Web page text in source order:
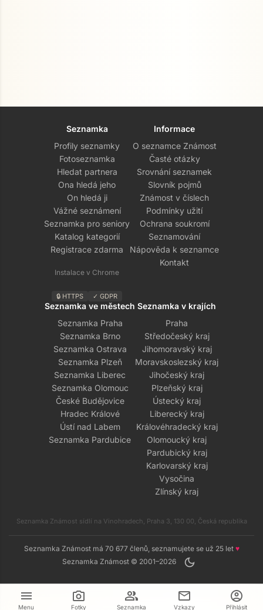
menu
Menu
camera_alt
Fotky
group
Seznamka
mail
Vzkazy
account_circle
Přihlásit
Seznamka
Profily seznamky
Fotoseznamka
Hledat partnera
Ona hledá jeho
On hledá ji
Vážné seznámení
Seznamka pro seniory
Katalog kategorií
Registrace zdarma
Instalace v Chrome
🔒 HTTPS ✓ GDPR
Informace
O seznamce Známost
Časté otázky
Srovnání seznamek
Slovník pojmů
Známost v číslech
Podmínky užití
Ochrana soukromí
Seznamování
Nápověda k seznamce
Kontakt
Seznamka ve městech
Seznamka Praha
Seznamka Brno
Seznamka Ostrava
Seznamka Plzeň
Seznamka Liberec
Seznamka Olomouc
České Budějovice
Hradec Králové
Ústí nad Labem
Seznamka Pardubice
Seznamka v krajích
Praha
Středočeský kraj
Jihomoravský kraj
Moravskoslezský kraj
Jihočeský kraj
Plzeňský kraj
Ústecký kraj
Liberecký kraj
Královéhradecký kraj
Olomoucký kraj
Pardubický kraj
Karlovarský kraj
Vysočina
Zlínský kraj
Seznamka Známost sídlí na Vinohradech, Praha 3, 130 00, Česká republika
Seznamka Známost má 70 677 členů, seznamujete se už 25 let ♥
Seznamka Známost © 2001–2026
dark_mode